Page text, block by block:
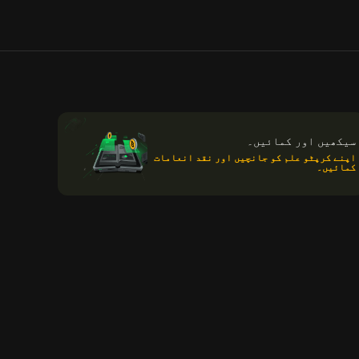
سیکھیں اور کمائیں۔
اپنے کرپٹو علم کو جانچیں اور نقد انعامات
کمائیں۔